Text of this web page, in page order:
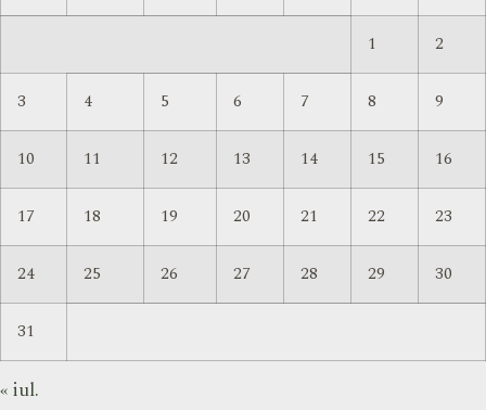
1 2
3 4 5 6 7 8 9
10 11 12 13 14 15 16
17 18 19 20 21 22 23
24 25 26 27 28 29 30
31
« iul.